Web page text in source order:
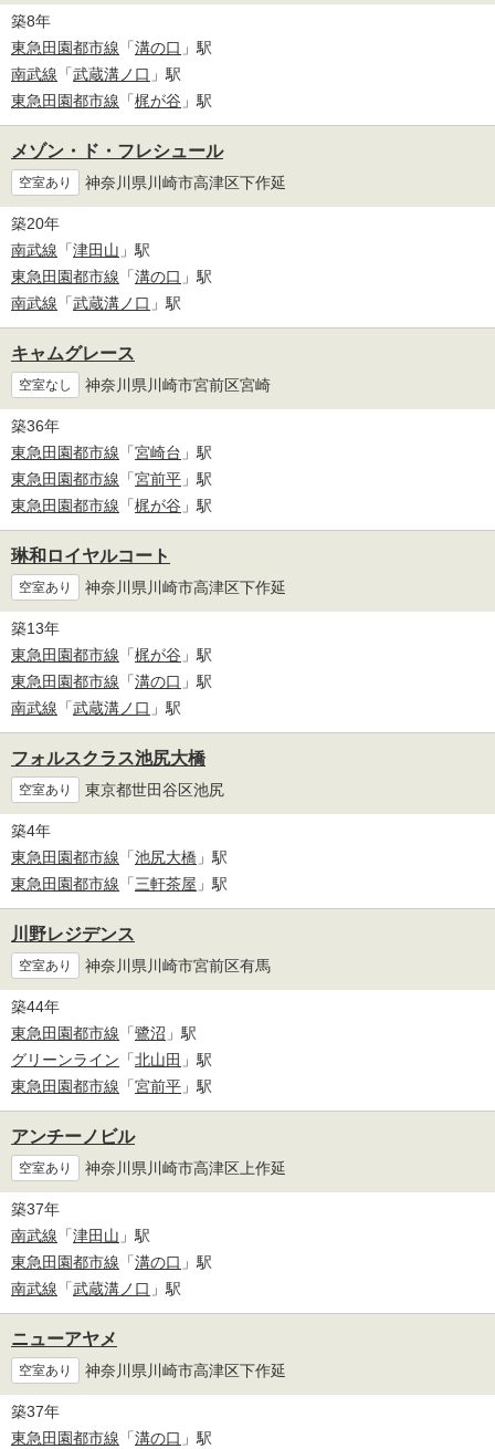
築8年
東急田園都市線 「溝の口 」駅
南武線 「武蔵溝ノ口 」駅
東急田園都市線 「梶が谷 」駅
メゾン・ド・フレシュール
空室あり 神奈川県川崎市高津区下作延
築20年
南武線 「津田山 」駅
東急田園都市線 「溝の口 」駅
南武線 「武蔵溝ノ口 」駅
キャムグレース
空室なし 神奈川県川崎市宮前区宮崎
築36年
東急田園都市線 「宮崎台 」駅
東急田園都市線 「宮前平 」駅
東急田園都市線 「梶が谷 」駅
琳和ロイヤルコート
空室あり 神奈川県川崎市高津区下作延
築13年
東急田園都市線 「梶が谷 」駅
東急田園都市線 「溝の口 」駅
南武線 「武蔵溝ノ口 」駅
フォルスクラス池尻大橋
空室あり 東京都世田谷区池尻
築4年
東急田園都市線 「池尻大橋 」駅
東急田園都市線 「三軒茶屋 」駅
川野レジデンス
空室あり 神奈川県川崎市宮前区有馬
築44年
東急田園都市線 「鷺沼 」駅
グリーンライン 「北山田 」駅
東急田園都市線 「宮前平 」駅
アンチーノビル
空室あり 神奈川県川崎市高津区上作延
築37年
南武線 「津田山 」駅
東急田園都市線 「溝の口 」駅
南武線 「武蔵溝ノ口 」駅
ニューアヤメ
空室あり 神奈川県川崎市高津区下作延
築37年
東急田園都市線 「溝の口 」駅